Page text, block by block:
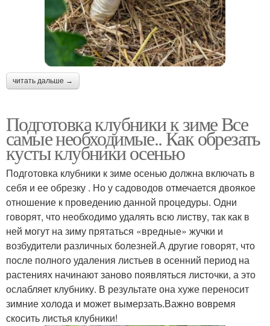
читать дальше →
Подготовка клубники к зиме Все
самые необходимые.. Как обрезать
кусты клубники осенью
Подготовка клубники к зиме осенью должна включать в
себя и ее обрезку . Но у садоводов отмечается двоякое
отношение к проведению данной процедуры. Одни
говорят, что необходимо удалять всю листву, так как в
ней могут на зиму прятаться «вредные» жучки и
возбудители различных болезней.А другие говорят, что
после полного удаления листьев в осенний период на
растениях начинают заново появляться листочки, а это
ослабляет клубнику. В результате она хуже переносит
зимние холода и может вымерзать.Важно вовремя
скосить листья клубники!